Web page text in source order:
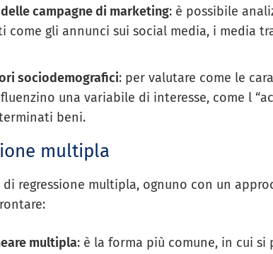
campagne di marketing: è possibile
come gli annunci sui social media, i media
sociodemografici: per valutare come le
una variabile di interesse, come l
beni.
multipla
regressione multipla, ognuno con un
multipla: è la forma più comune, in cui si